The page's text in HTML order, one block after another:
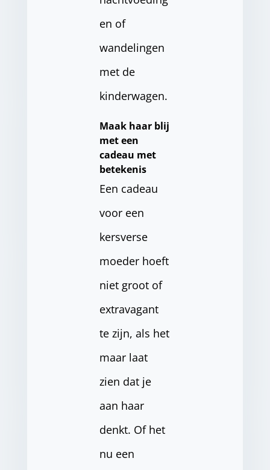
en of
wandelingen
met de
kinderwagen.
Maak haar blij
met een
cadeau met
betekenis
Een cadeau
voor een
kersverse
moeder hoeft
niet groot of
extravagant
te zijn, als het
maar laat
zien dat je
aan haar
denkt. Of het
nu een